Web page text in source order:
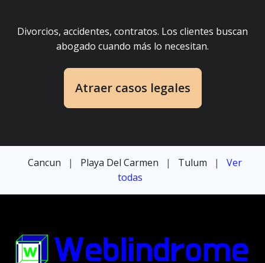
Divorcios, accidentes, contratos. Los clientes buscan
abogado cuando más lo necesitan.
Atraer casos legales
Cancun | Playa Del Carmen | Tulum |
Ver
todas